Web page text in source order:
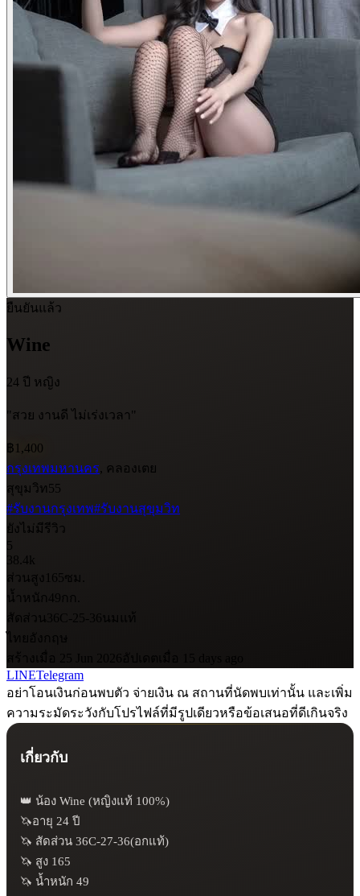
ยืนยันแล้ว
Wine
24 ปี หญิง
"สวย งานดี ไม่เร่งเวลา"
฿1,400
กรุงเทพมหานคร, คลองเตย
สุขุมวิท55
#รับงานกรุงเทพ#รับงานสุขุมวิท
ยังไม่มีรีวิว
5
38.4k
ส่วนสูง 165ซม.
น้ำหนัก49กก.
สัดส่วน
36C-25-36
LINETelegram
อย่าโอนเงินก่อนพบตัว จ่ายเงิน ณ สถานที่นัดพบเท่านั้น และเพิ่ม
ความระมัดระวังกับโปรไฟล์ที่มีรูปเดียวหรือข้อเสนอที่ดีเกินจริง
เกี่ยวกับ
👑 น้อง Wine (หญิงแท้ 100%)
🦄อายุ 24 ปี
🦄 สัดส่วน 36C-27-36(อกแท้)
🦄 สูง 165
🦄 น้ำหนัก 49